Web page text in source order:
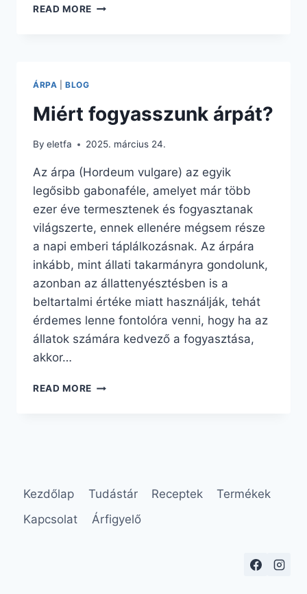
READ MORE HOGYAN
ÁRPA |BLOG
Miért fogyasszunk árpát?
By eletfa 2025. március 24.
Az árpa (Hordeum vulgare) az egyik
legősibb gabonaféle, amelyet már több
ezer éve termesztenek és fogyasztanak
világszerte, ennek ellenére mégsem része
a napi emberi táplálkozásnak. Az árpára
inkább, mint állati takarmányra gondolunk,
azonban az állattenyésztésben is a
beltartalmi értéke miatt használják, tehát
érdemes lenne fontolóra venni, hogy ha az
állatok számára kedvező a fogyasztása,
akkor…
READ MORE MIÉRT
Kezdőlap Tudástár Receptek
Termékek
Kapcsolat
Árfigyelő